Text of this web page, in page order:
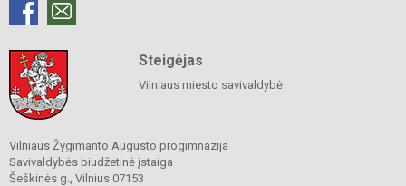
Steigėjas
Vilniaus miesto savivaldybė
Vilniaus Žygimanto Augusto progimnazija
Savivaldybės biudžetinė įstaiga
Šeškinės g., Vilnius 07153